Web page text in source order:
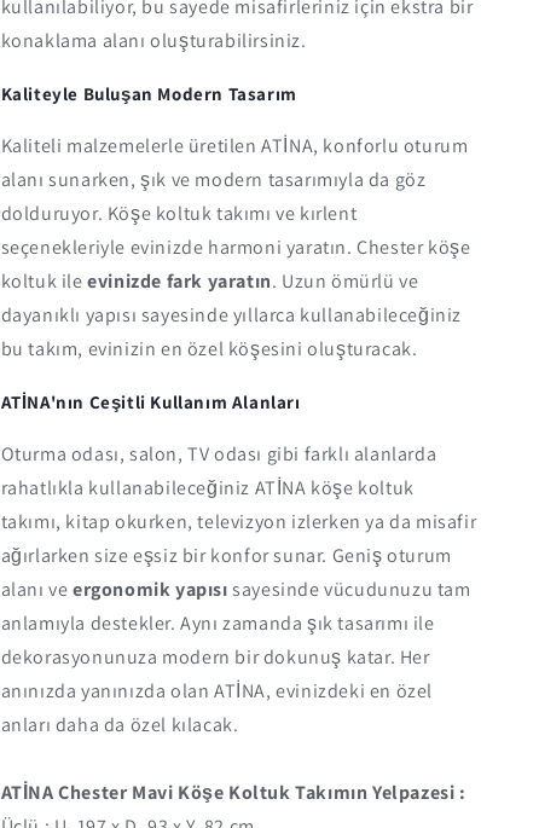
kullanılabiliyor, bu sayede misafirleriniz için ekstra bir
konaklama alanı oluşturabilirsiniz.
Kaliteyle Buluşan Modern Tasarım
Kaliteli malzemelerle üretilen ATİNA, konforlu oturum
alanı sunarken, şık ve modern tasarımıyla da göz
dolduruyor. Köşe koltuk takımı ve kırlent
seçenekleriyle evinizde harmoni yaratın. Chester köşe
koltuk ileevinizde fark yaratın. Uzun ömürlü ve
dayanıklı yapısı sayesinde yıllarca kullanabileceğiniz
bu takım, evinizin en özel köşesini oluşturacak.
ATİNA'nın Çeşitli Kullanım Alanları
Oturma odası, salon, TV odası gibi farklı alanlarda
rahatlıkla kullanabileceğiniz ATİNA köşe koltuk
takımı, kitap okurken, televizyon izlerken ya da misafir
ağırlarken size eşsiz bir konfor sunar. Geniş oturum
alanı veergonomik yapısısayesinde vücudunuzu tam
anlamıyla destekler. Aynı zamanda şık tasarımı ile
dekorasyonunuza modern bir dokunuş katar. Her
anınızda yanınızda olan ATİNA, evinizdeki en özel
anları daha da özel kılacak.
ATİNA Chester Mavi Köşe Koltuk Takımın Yelpazesi :